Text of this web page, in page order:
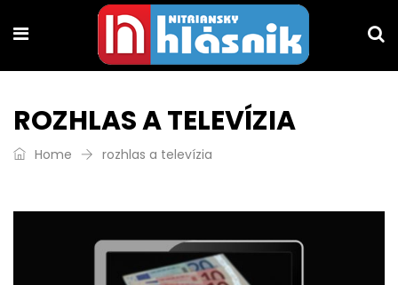
ROZHLAS A TELEVÍZIA
Home rozhlas a televízia